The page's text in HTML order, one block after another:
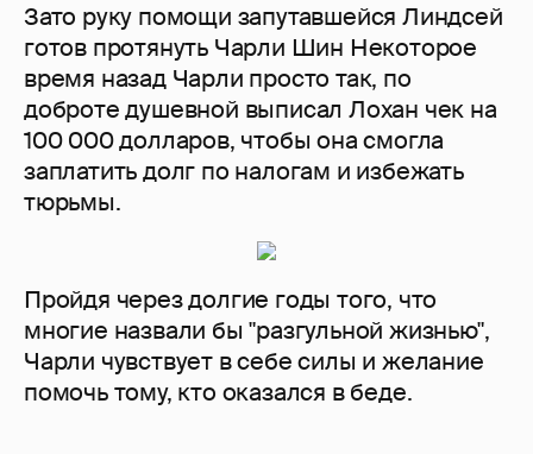
Зато руку помощи запутавшейся Линдсей
готов протянуть Чарли Шин Некоторое
время назад Чарли просто так, по
доброте душевной выписал Лохан чек на
100 000 долларов, чтобы она смогла
заплатить долг по налогам и избежать
тюрьмы.
Пройдя через долгие годы того, что
многие назвали бы "разгульной жизнью",
Чарли чувствует в себе силы и желание
помочь тому, кто оказался в беде.